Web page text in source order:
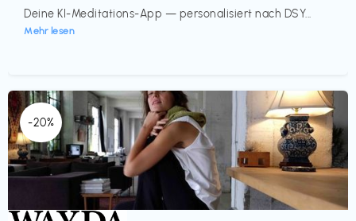
Deine KI-Meditations-App — personalisiert nach DSY...
Mehr lesen
-20%